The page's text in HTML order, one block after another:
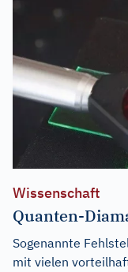
Wissenschaft
Quanten-
Sogenannte
mit vielen